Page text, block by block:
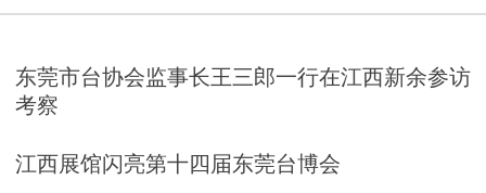
东莞市台协会监事长王三郎一行在江西新余参访
考察
江西展馆闪亮第十四届东莞台博会